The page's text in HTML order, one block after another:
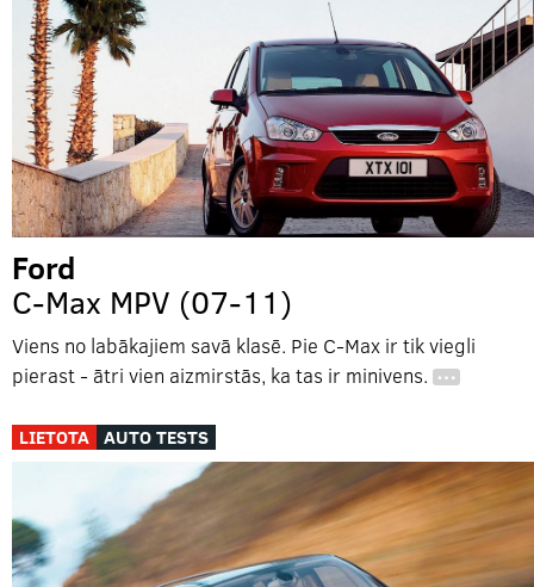
Ford
C-Max MPV (07-11)
Viens no labākajiem savā klasē. Pie C-Max ir tik viegli
pierast - ātri vien aizmirstās, ka tas ir minivens. …
LIETOTA AUTO TESTS